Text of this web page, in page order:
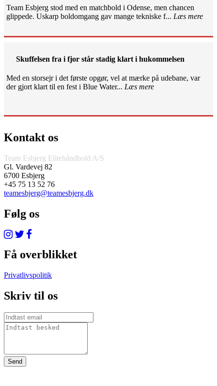
Team Esbjerg stod med en matchbold i Odense, men chancen
glippede. Uskarp boldomgang gav mange tekniske f... Læs mere
Skuffelsen fra i fjor står stadig klart i hukommelsen
Med en storsejr i det første opgør, vel at mærke på udebane, var
der gjort klart til en fest i Blue Water... Læs mere
Kontakt os
Team Esbjerg Elitehåndbold A/S
Gl. Vardevej 82
6700 Esbjerg
+45 75 13 52 76
teamesbjerg@teamesbjerg.dk
Følg os
Få overblikket
Privatlivspolitik
Skriv til os